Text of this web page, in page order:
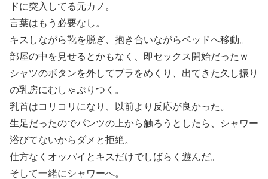
ドに突入してる元カノ。
言葉はもう必要なし。
キスしながら靴を脱ぎ、抱き合いながらベッドへ移動。
部屋の中を見せるとかもなく、即セックス開始だったｗ
シャツのボタンを外してブラをめくり、出てきた久し振り
の乳房にむしゃぶりつく。
乳首はコリコリになり、以前より反応が良かった。
生足だったのでパンツの上から触ろうとしたら、シャワー
浴びてないからダメと拒絶。
仕方なくオッパイとキスだけでしばらく遊んだ。
そして一緒にシャワーへ。